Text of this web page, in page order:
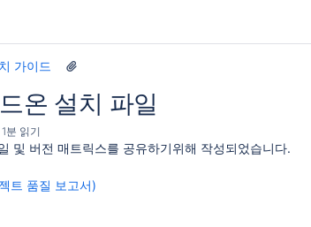
가이드
온 설치 파일
1분 읽기
및 버전 매트릭스를 공유하기위해 작성되었습니다.
트 품질 보고서)